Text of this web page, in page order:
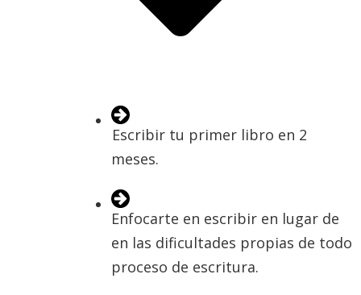
Escribir tu primer libro en 2
meses.
Enfocarte en escribir en lugar de
en las dificultades propias de todo
proceso de escritura.